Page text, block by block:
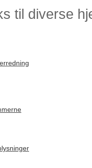
til diverse